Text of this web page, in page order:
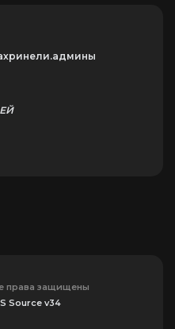
права защищены
Source v34